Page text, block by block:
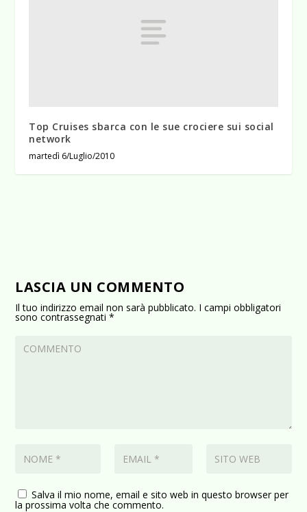
Top Cruises sbarca con le sue crociere sui social
network
martedì 6/Luglio/2010
LASCIA UN COMMENTO
Il tuo indirizzo email non sarà pubblicato. I campi obbligatori
sono contrassegnati*
Salva il mio nome, email e sito web in questo browser per
la prossima volta che commento.